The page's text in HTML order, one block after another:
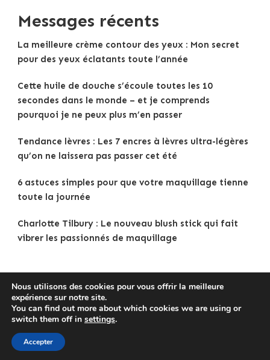
Messages récents
La meilleure crème contour des yeux : Mon secret
pour des yeux éclatants toute l’année
Cette huile de douche s’écoule toutes les 10
secondes dans le monde – et je comprends
pourquoi je ne peux plus m’en passer
Tendance lèvres : Les 7 encres à lèvres ultra-légères
qu’on ne laissera pas passer cet été
6 astuces simples pour que votre maquillage tienne
toute la journée
Charlotte Tilbury : Le nouveau blush stick qui fait
vibrer les passionnés de maquillage
Copyright © 2025Tenue Femme
Politique de confidentialité
Blossom Themes
Nous utilisons des cookies pour vous offrir la meilleure
expérience sur notre site.
You can find out more about which cookies we are using or
switch them off in settings.
Accepter